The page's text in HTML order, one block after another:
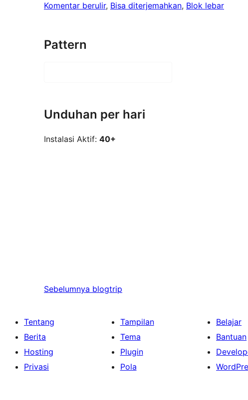
Komentar berulir, Bisa diterjemahkan, Blok lebar
Pattern
Unduhan per hari
Instalasi Aktif: 40+
Sebelumnya blogtrip
Tentang
Berita
Hosting
Privasi
Tampilan
Tema
Plugin
Pola
Belajar
Bantuan